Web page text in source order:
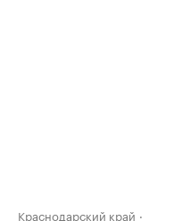
Краснодарский край